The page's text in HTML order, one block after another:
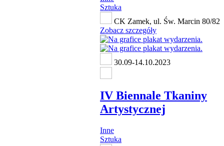
Sztuka
CK Zamek, ul. Św. Marcin 80/82
Zobacz szczegóły
30.09-14.10.2023
IV Biennale Tkaniny
Artystycznej
Inne
Sztuka